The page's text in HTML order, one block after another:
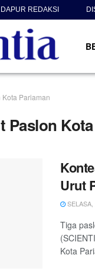
DAPUR REDAKSI
Pariaman
Paslon
Urut
SELASA,
Tiga
Kota